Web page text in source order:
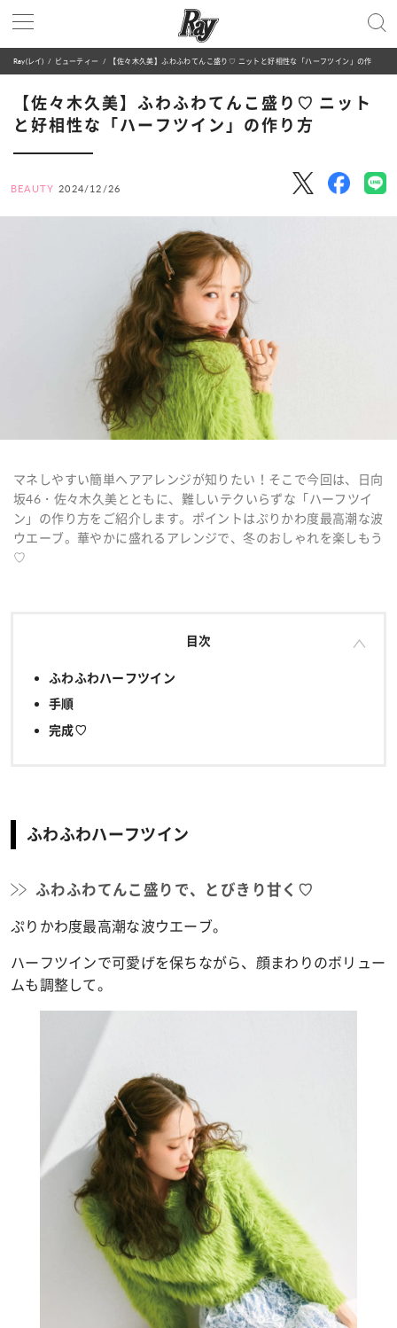
Ray(レイ) ビューティー 【佐々木久美】ふわふわてんこ盛り♡ ニットと好相性な「ハーフツイン」の作り方
【佐々木久美】ふわふわてんこ盛り♡ ニット
と好相性な「ハーフツイン」の作り方
BEAUTY 2024/12/26
マネしやすい簡単ヘアアレンジが知りたい！そこで今回は、日向
坂46・佐々木久美とともに、難しいテクいらずな「ハーフツイ
ン」の作り方をご紹介します。ポイントはぷりかわ度最高潮な波
ウエーブ。華やかに盛れるアレンジで、冬のおしゃれを楽しもう
♡
目次
ふわふわハーフツイン
手順
完成♡
ふわふわハーフツイン
ふわふわてんこ盛りで、とびきり甘く♡
ぷりかわ度最高潮な波ウエーブ。
ハーフツインで可愛げを保ちながら、顔まわりのボリュー
ムも調整して。